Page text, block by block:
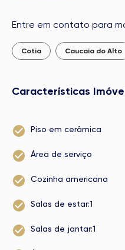
Entre em contato para
Cotia Caucaia do Alto
Características
Piso em cerâmica
Área de serviço
Cozinha americana
Salas de estar:1
Salas de jantar:1